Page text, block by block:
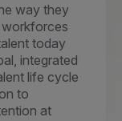
way they
workforces
today
integrated
life cycle
to
at